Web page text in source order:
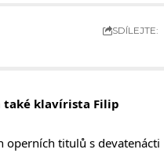
SDÍLEJTE:
také klavírista Filip
operních titulů s devatenácti